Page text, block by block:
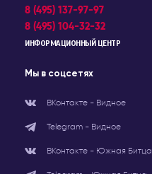
8 (495) 137-97-97
8 (495) 104-32-32
ИНФОРМАЦИОННЫЙ ЦЕНТР
Мы в соцсетях
ВКонтакте - Видное
Telegram - Видное
ВКонтакте - Южная Битца